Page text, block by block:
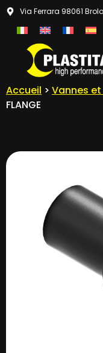
Via Ferrara 98061
Accueil > Vannes
FLANGE